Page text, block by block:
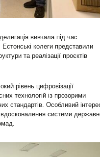
вивчала під час
Естонські колеги представили
та реалізації проєктів
рівень цифровізації
технологій із прозорими
стандартів. Особливий
системи